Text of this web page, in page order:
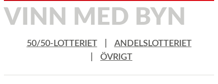
VINN MED BYN
50/50-LOTTERIET| ANDELSLOTTERIET
ÖVRIGT